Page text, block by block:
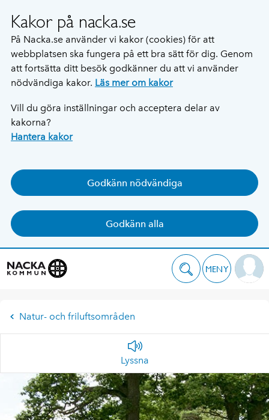
Kakor på nacka.se
På Nacka.se använder vi kakor (cookies) för att
webbplatsen ska fungera på ett bra sätt för dig. Genom
att fortsätta ditt besök godkänner du att vi använder
nödvändiga kakor. Läs mer om kakor
Vill du göra inställningar och acceptera delar av
kakorna?
Hantera kakor
Godkänn nödvändiga
Godkänn alla
MENY
Natur- och friluftsområden
Lyssna